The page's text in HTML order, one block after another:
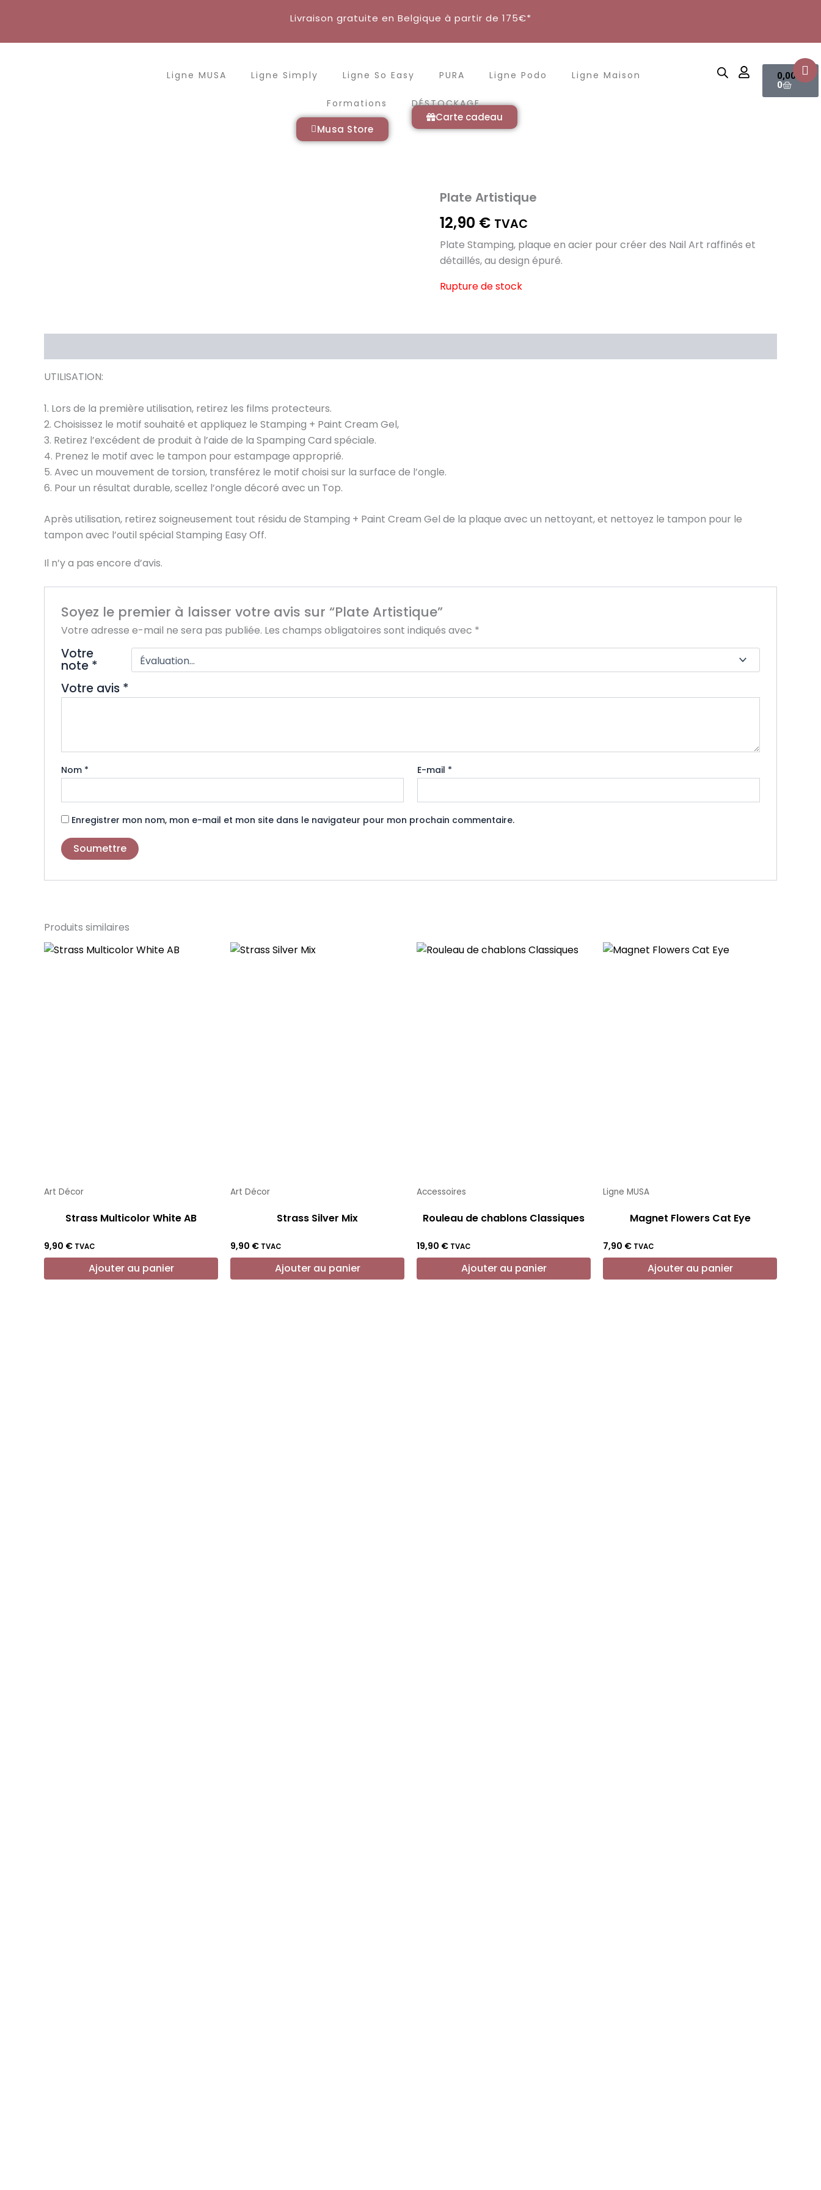
Livraison gratuite en Belgique à partir de 175€*
Ligne MUSA Ligne Simply Ligne So Easy PURA Ligne Podo Ligne Maison
Formations DÉSTOCKAGE
Musa Store
Carte cadeau
0,00
€
0
Panier
Plate Artistique
12,90 € TVAC
Plate Stamping, plaque en acier pour créer des Nail Art raffinés et
détaillés, au design épuré.
Rupture de stock
UTILISATION:
1. Lors de la première utilisation, retirez les films protecteurs.
2. Choisissez le motif souhaité et appliquez le Stamping + Paint Cream Gel,
3. Retirez l’excédent de produit à l’aide de la Spamping Card spéciale.
4. Prenez le motif avec le tampon pour estampage approprié.
5. Avec un mouvement de torsion, transférez le motif choisi sur la surface de l’ongle.
6. Pour un résultat durable, scellez l’ongle décoré avec un Top.
Après utilisation, retirez soigneusement tout résidu de Stamping + Paint Cream Gel de la plaque avec un nettoyant, et nettoyez le tampon pour le
tampon avec l’outil spécial Stamping Easy Off.
Il n’y a pas encore d’avis.
Soyez le premier à laisser votre avis sur “Plate Artistique”
Votre adresse e-mail ne sera pas publiée. Les champs obligatoires sont indiqués avec *
Votre
note *
Votre avis *
Nom * E-mail *
Enregistrer mon nom, mon e-mail et mon site dans le navigateur pour mon prochain commentaire.
Produits similaires
Art Décor
Strass Multicolor White AB
9,90 € TVAC
Ajouter au panier
Art Décor
Strass Silver Mix
9,90 € TVAC
Ajouter au panier
Accessoires
Rouleau de chablons Classiques
19,90 € TVAC
Ajouter au panier
Ligne MUSA
Magnet Flowers Cat Eye
7,90 € TVAC
Ajouter au panier